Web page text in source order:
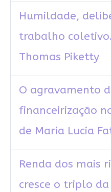
Humildade,
trabalho
Thomas Piketty
O agravamento
financeirização
de Maria Lucia
Renda dos mais
cresce o triplo